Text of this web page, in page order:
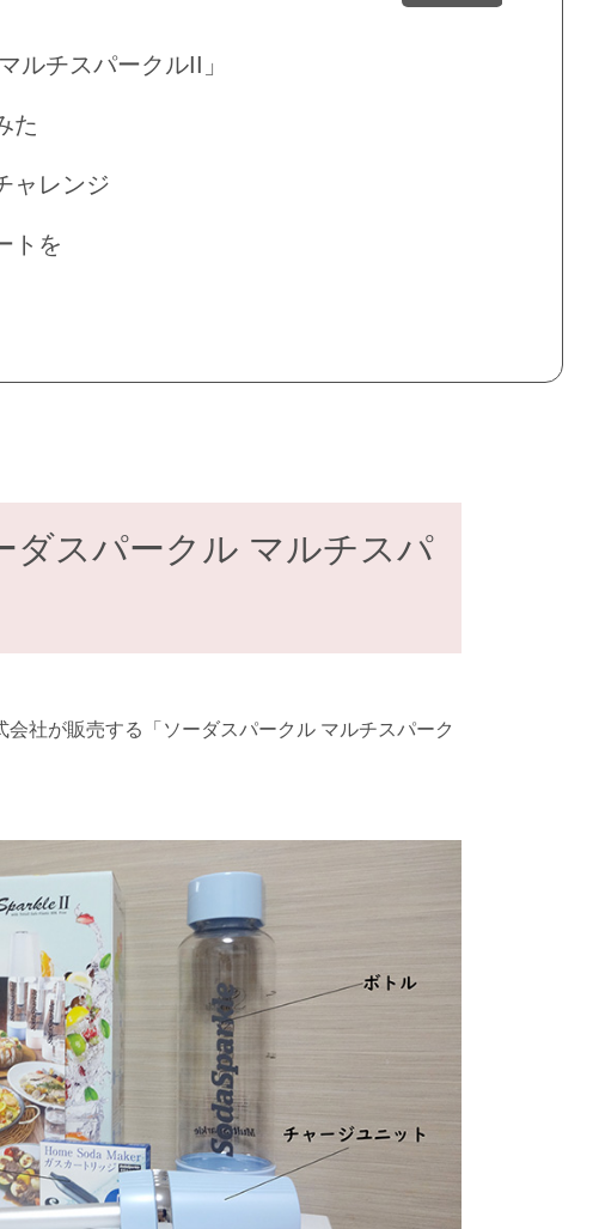
ルチスパークルII」
た
ャレンジ
トを
ダスパークル マルチスパ
社が販売する「ソーダスパークル マルチスパーク